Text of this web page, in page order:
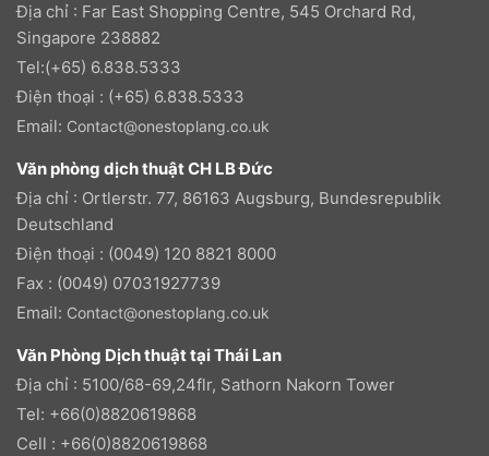
Địa chỉ : Far East Shopping Centre, 545 Orchard Rd,
Singapore 238882
Tel:(+65) 6.838.5333
Điện thoại : (+65) 6.838.5333
Email: Contact@onestoplang.co.uk
Văn phòng dịch thuật CH LB Đức
Địa chỉ : Ortlerstr. 77, 86163 Augsburg, Bundesrepublik
Deutschland
Điện thoại : (0049) 120 8821 8000
Fax : (0049) 07031927739
Email: Contact@onestoplang.co.uk
Văn Phòng Dịch thuật tại Thái Lan
Địa chỉ : 5100/68-69,24flr, Sathorn Nakorn Tower
Tel: +66(0)8820619868
Cell : +66(0)8820619868